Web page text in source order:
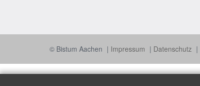
© Bistum Aachen Impressum Datenschutz